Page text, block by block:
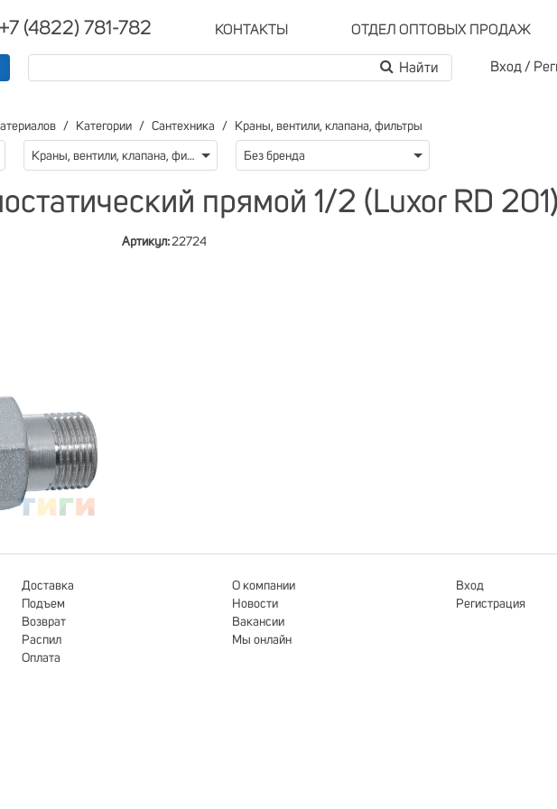
(4822) 781-782 КОНТАКТЫ ОТДЕЛ ОПТОВЫХ ПРОДАЖ
Вход /
Категории Сантехника Краны, вентили, клапана, фильтры
Краны, вентили, клапана, фильтры Без бренда
прямой 1/2 (Luxor RD
Артикул:22724
Доставка
Подъем
Возврат
Распил
Оплата
О компании
Новости
Вакансии
Мы онлайн
Вход
Регистрация